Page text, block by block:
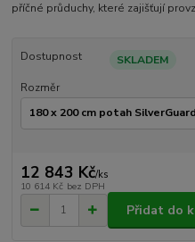
příčné průduchy, které zajišťují
Dostupnost
SKLADEM
Rozměr
12 843 Kč/ks
10 614 Kč bez DPH
Přidat do